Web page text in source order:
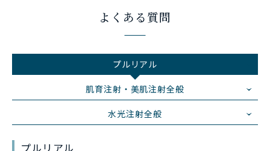
よくある質問
プルリアル
肌育注射・美肌注射全般
水光注射全般
プルリアル